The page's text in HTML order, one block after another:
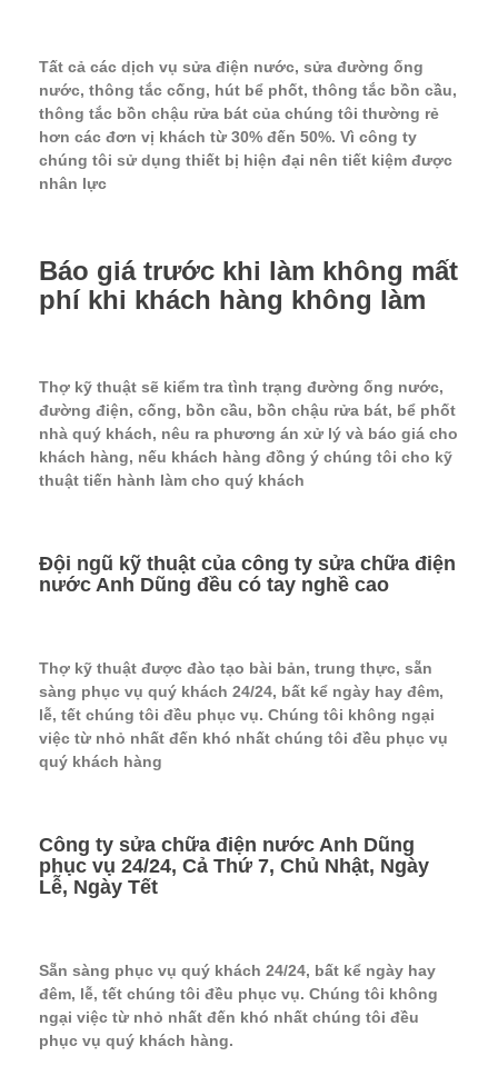
Tất cả các dịch vụ sửa điện nước, sửa đường ống
nước, thông tắc cống, hút bể phốt, thông tắc bồn cầu,
thông tắc bồn chậu rửa bát của chúng tôi thường rẻ
hơn các đơn vị khách từ 30% đến 50%. Vì công ty
chúng tôi sử dụng thiết bị hiện đại nên tiết kiệm được
nhân lực
Báo giá trước khi làm không mất
phí khi khách hàng không làm
Thợ kỹ thuật sẽ kiểm tra tình trạng đường ống nước,
đường điện, cống, bồn cầu, bồn chậu rửa bát, bể phốt
nhà quý khách, nêu ra phương án xử lý và báo giá cho
khách hàng, nếu khách hàng đồng ý chúng tôi cho kỹ
thuật tiến hành làm cho quý khách
Đội ngũ kỹ thuật của công ty sửa chữa điện
nước Anh Dũng đều có tay nghề cao
Thợ kỹ thuật được đào tạo bài bản, trung thực, sẵn
sàng phục vụ quý khách 24/24, bất kể ngày hay đêm,
lễ, tết chúng tôi đều phục vụ. Chúng tôi không ngại
việc từ nhỏ nhất đến khó nhất chúng tôi đều phục vụ
quý khách hàng
Công ty sửa chữa điện nước Anh Dũng
phục vụ 24/24, Cả Thứ 7, Chủ Nhật, Ngày
Lễ, Ngày Tết
Sẵn sàng phục vụ quý khách 24/24, bất kể ngày hay
đêm, lễ, tết chúng tôi đều phục vụ. Chúng tôi không
ngại việc từ nhỏ nhất đến khó nhất chúng tôi đều
phục vụ quý khách hàng.